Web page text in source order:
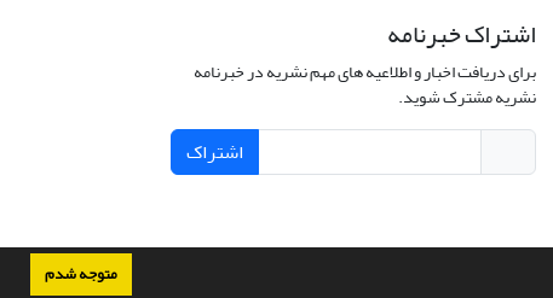
متوجه شدم
اشتراک خبرنامه
برای دریافت اخبار و اطلاعیه های مهم نشریه در خبرنامه
نشریه مشترک شوید.
اشتراک